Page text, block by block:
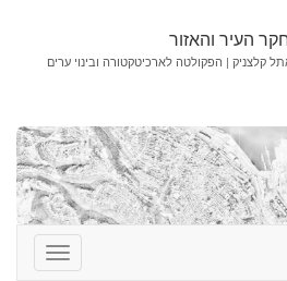
העיר והאזור
קלצניק | הפקולטה לארכיטקטורה ובינוי ערים